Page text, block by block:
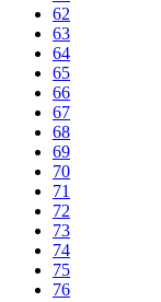
62
63
64
65
66
67
68
69
70
71
72
73
74
75
76